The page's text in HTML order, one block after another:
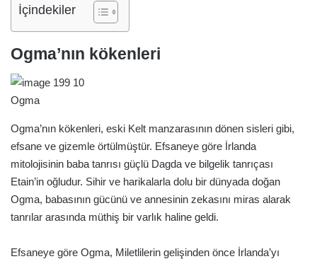
İçindekiler
Ogma’nın kökenleri
Ogma
Ogma’nın kökenleri, eski Kelt manzarasının dönen sisleri gibi,
efsane ve gizemle örtülmüştür. Efsaneye göre İrlanda
mitolojisinin baba tanrısı güçlü Dagda ve bilgelik tanrıçası
Etain’in oğludur. Sihir ve harikalarla dolu bir dünyada doğan
Ogma, babasının gücünü ve annesinin zekasını miras alarak
tanrılar arasında müthiş bir varlık haline geldi.
Efsaneye göre Ogma, Miletlilerin gelişinden önce İrlanda’yı